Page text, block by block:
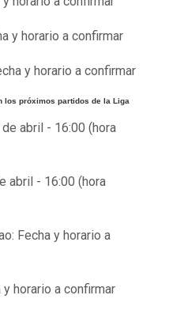
y horario a confirmar
y horario a confirmar
los próximos partidos de la Liga
abril - 16:00 (hora
abril - 16:00 (hora
Fecha y horario a
y horario a confirmar